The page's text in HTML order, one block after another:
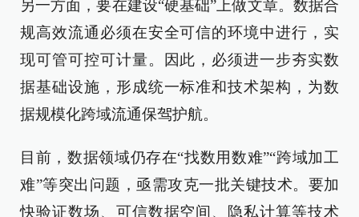
另一方面，要在建设“硬基础”上做文章。数据合
规高效流通必须在安全可信的环境中进行，实
现可管可控可计量。因此，必须进一步夯实数
据基础设施，形成统一标准和技术架构，为数
据规模化跨域流通保驾护航。
目前，数据领域仍存在“找数用数难”“跨域加工
难”等突出问题，亟需攻克一批关键技术。要加
快验证数场、可信数据空间、隐私计算等技术